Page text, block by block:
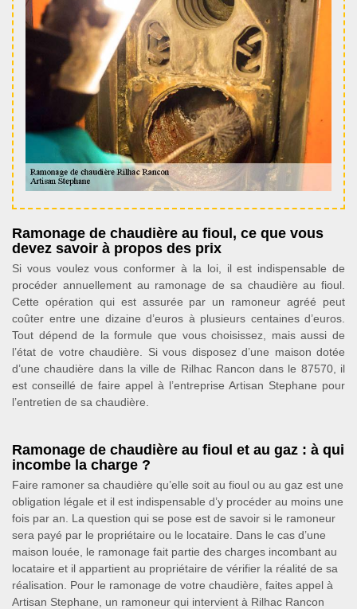
Ramonage de chaudière au fioul, ce que vous
devez savoir à propos des prix
Si vous voulez vous conformer à la loi, il est indispensable de
procéder annuellement au ramonage de sa chaudière au fioul.
Cette opération qui est assurée par un ramoneur agréé peut
coûter entre une dizaine d’euros à plusieurs centaines d’euros.
Tout dépend de la formule que vous choisissez, mais aussi de
l’état de votre chaudière. Si vous disposez d’une maison dotée
d’une chaudière dans la ville de Rilhac Rancon dans le 87570, il
est conseillé de faire appel à l’entreprise Artisan Stephane pour
l’entretien de sa chaudière.
Ramonage de chaudière au fioul et au gaz : à qui
incombe la charge ?
Faire ramoner sa chaudière qu’elle soit au fioul ou au gaz est une
obligation légale et il est indispensable d’y procéder au moins une
fois par an. La question qui se pose est de savoir si le ramoneur
sera payé par le propriétaire ou le locataire. Dans le cas d’une
maison louée, le ramonage fait partie des charges incombant au
locataire et il appartient au propriétaire de vérifier la réalité de sa
réalisation. Pour le ramonage de votre chaudière, faites appel à
Artisan Stephane, un ramoneur qui intervient à Rilhac Rancon